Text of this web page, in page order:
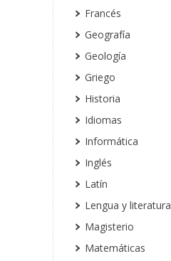
Francés
Geografía
Geología
Griego
Historia
Idiomas
Informática
Inglés
Latín
Lengua y literatura
Magisterio
Matemáticas